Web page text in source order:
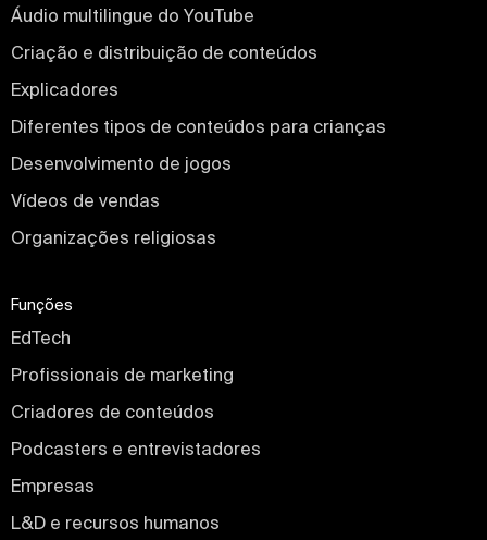
Áudio multilingue do YouTube
Criação e distribuição de conteúdos
Explicadores
Diferentes tipos de conteúdos para crianças
Desenvolvimento de jogos
Vídeos de vendas
Organizações religiosas
Funções
EdTech
Profissionais de marketing
Criadores de conteúdos
Podcasters e entrevistadores
Empresas
L&D e recursos humanos